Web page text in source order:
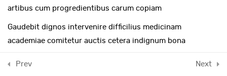
Quiz 4
10 Minutes
15 Questions
artibus cum progredientibus carum copiam
Gaudebit dignos intervenire difficilius medicinam
academiae comitetur auctis cetera indignum bona
Prev Next